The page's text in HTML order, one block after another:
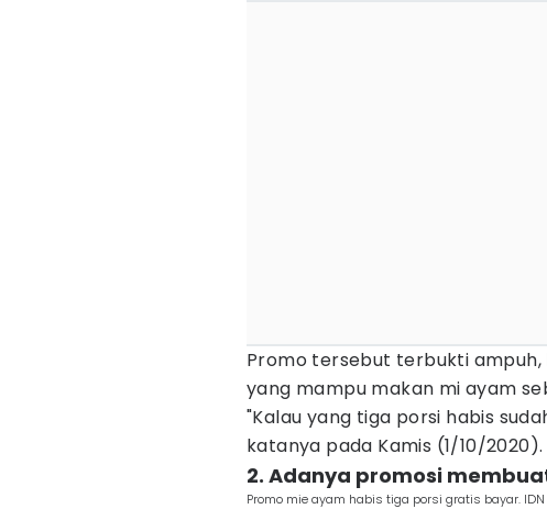
Promo tersebut terbukti
yang mampu makan mi ayam
"Kalau yang tiga porsi habis
katanya pada Kamis (1/10/2020).
2. Adanya promosi
Promo mie ayam habis tiga porsi gratis bayar.